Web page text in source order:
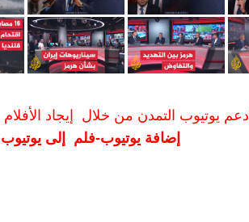
ادعم يوتيوب التمدن من خلال إيجاد الأفلام
إضافة يوتيوب-فلم إلى يوتيوب